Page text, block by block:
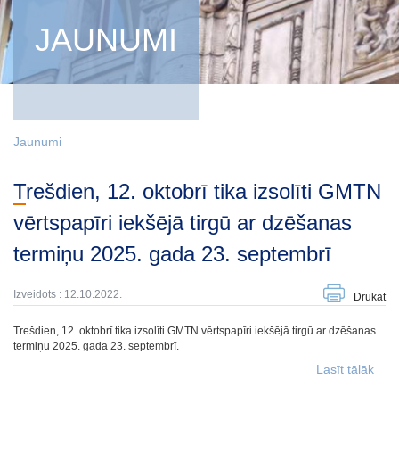
JAUNUMI
Jaunumi
Trešdien, 12. oktobrī tika izsolīti GMTN
vērtspapīri iekšējā tirgū ar dzēšanas
termiņu 2025. gada 23. septembrī
Izveidots : 12.10.2022. Drukāt
Trešdien, 12. oktobrī tika izsolīti GMTN vērtspapīri iekšējā tirgū ar dzēšanas
termiņu 2025. gada 23. septembrī.
Lasīt tālāk